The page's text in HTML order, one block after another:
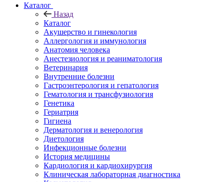
Каталог
Назад
Каталог
Акушерство и гинекология
Аллергология и иммунология
Анатомия человека
Анестезиология и реаниматология
Ветеринария
Внутренние болезни
Гастроэнтерология и гепатология
Гематология и трансфузиология
Генетика
Гериатрия
Гигиена
Дерматология и венерология
Диетология
Инфекционные болезни
История медицины
Кардиология и кардиохирургия
Клиническая лабораторная диагностика